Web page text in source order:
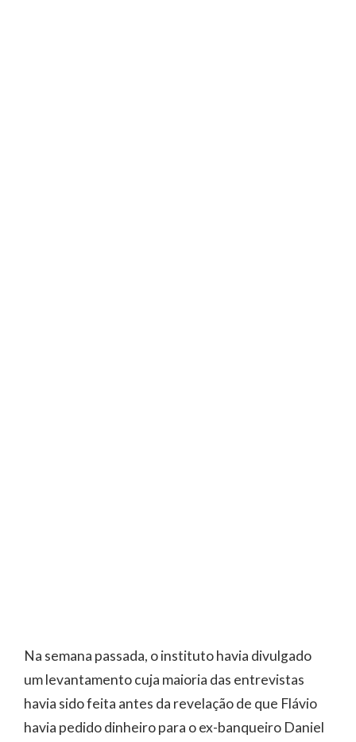
Na semana passada, o instituto havia divulgado
um levantamento cuja maioria das entrevistas
havia sido feita antes da revelação de que Flávio
havia pedido dinheiro para o ex-banqueiro Daniel